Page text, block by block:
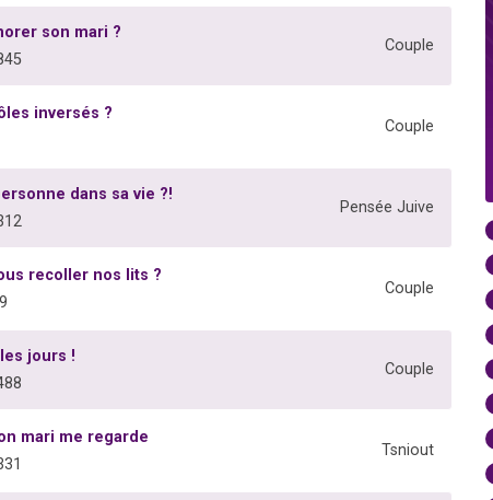
son mari ?
Couple
inversés ?
Couple
dans sa vie ?!
Pensée Juive
recoller nos lits ?
Couple
jours !
Couple
mari me regarde
Tsniout